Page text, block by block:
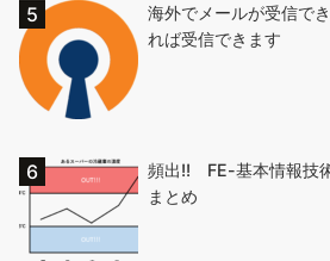
海外でメールが受信で
れば受信できます
頻出!! FE-基本情報技
まとめ